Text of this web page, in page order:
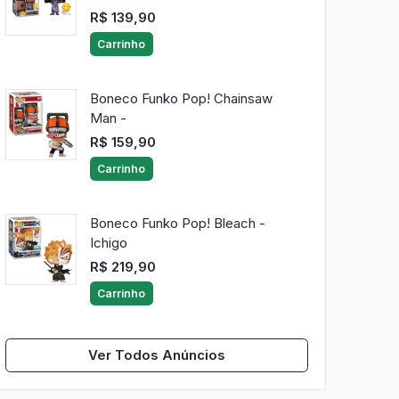
R$ 139,90
Carrinho
Boneco Funko Pop! Chainsaw
Man -
R$ 159,90
Carrinho
Boneco Funko Pop! Bleach -
Ichigo
R$ 219,90
Carrinho
Ver Todos Anúncios